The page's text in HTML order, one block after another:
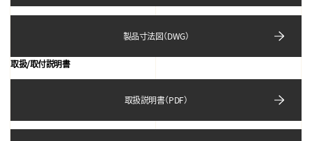
製品寸法図（DWG）
取扱/取付説明書
取扱説明書（PDF）